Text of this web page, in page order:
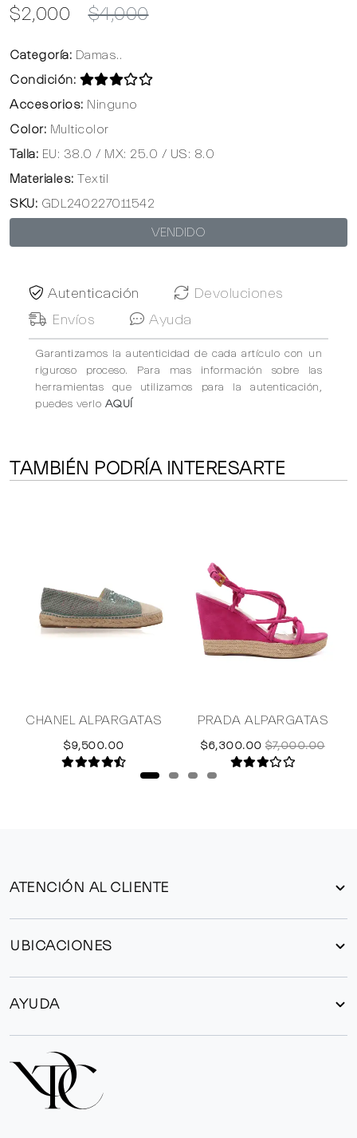
$2,000 $4,000
Categoría: Damas..
Condición:
Accesorios: Ninguno
Color: Multicolor
Talla: EU: 38.0 / MX: 25.0 / US: 8.0
Materiales: Textil
SKU: GDL240227011542
VENDIDO
Autenticación
Devoluciones
Envíos
Ayuda
Garantizamos la autenticidad de cada artículo con un
riguroso proceso. Para mas información sobre las
herramientas que utilizamos para la autenticación,
puedes verlo AQUÍ
TAMBIÉN PODRÍA INTERESARTE
CHANEL ALPARGATAS
$9,500.00
PRADA ALPARGATAS
$6,300.00 $7,000.00
ATENCIÓN AL CLIENTE
UBICACIONES
AYUDA